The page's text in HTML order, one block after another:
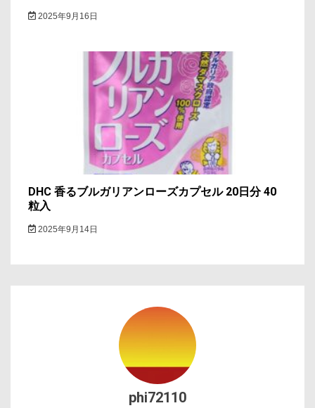
2025年9月16日
DHC 香るブルガリアンローズカプセル 20日分 40
粒入
2025年9月14日
phi72110